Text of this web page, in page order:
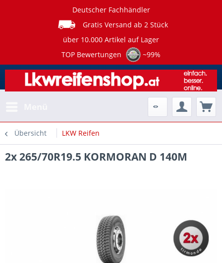
Deutscher Fachhändler
Gratis Versand ab 2 Stück
über 10.000 Artikel auf Lager
TOP Bewertungen
~99%
Übersicht LKW Reifen
2x 265/70R19.5 KORMORAN D 140M